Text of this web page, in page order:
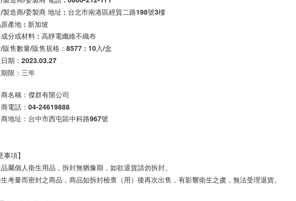
製造商/委製商 地址 : 台北市南港區經貿二路198號3樓
產地 : 新加坡
分或材料 : 高靜電纖維不織布
販售數量/販售規格：8577 : 10入/盒
限：三年
名稱：傑群有限公司
電話：04-24619888
地址：台中市西屯區中科路967號
事項】
屬個人衛生用品，拆封無猶豫期，如欲退貨請勿拆封。
考量而密封之商品，商品如拆封檢查（用）後再次出售，有影響衛生之虞，無法受理退貨。